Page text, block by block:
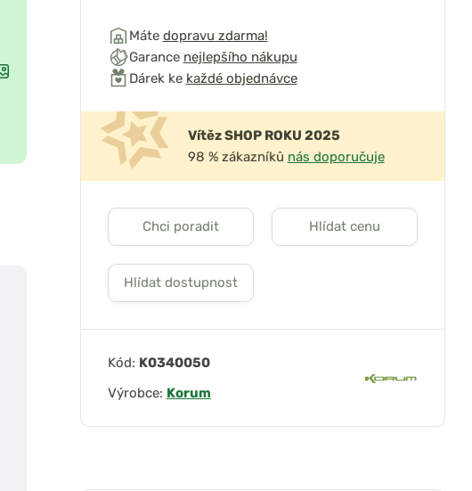
Máte dopravu zdarma!
Garance nejlepšího nákupu
Dárek ke každé objednávce
Vítěz SHOP ROKU 2025
98 % zákazníků nás doporučuje
Chci poradit Hlídat cenu
Hlídat dostupnost
Kód: K0340050
Výrobce: Korum